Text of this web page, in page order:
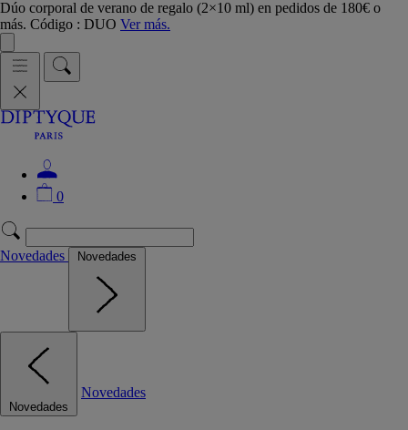
Dúo corporal de verano de regalo (2×10 ml) en pedidos de 180€ o
más. Código : DUO Ver más.
0
Novedades Novedades
Novedades
Novedades